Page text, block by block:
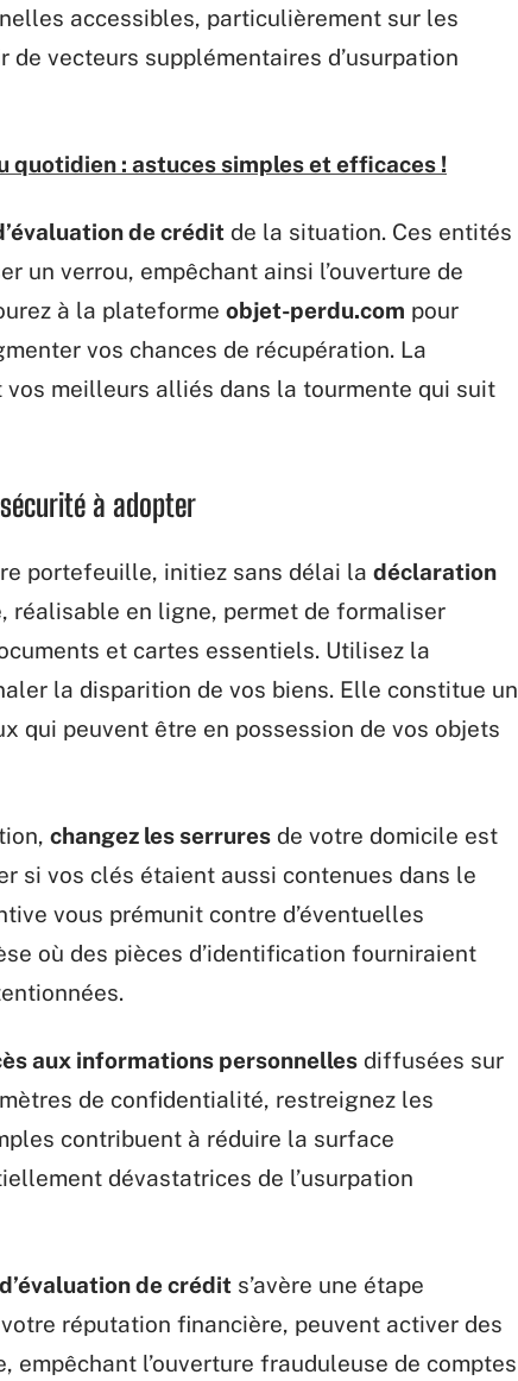
accessibles, particulièrement sur les
de vecteurs supplémentaires d’usurpation
quotidien : astuces simples et efficaces !
de crédit de la situation. Ces entités
un verrou, empêchant ainsi l’ouverture de
à la plateforme objet-perdu.com pour
vos chances de récupération. La
meilleurs alliés dans la tourmente qui suit
à adopter
portefeuille, initiez sans délai la déclaration
réalisable en ligne, permet de formaliser
et cartes essentiels. Utilisez la
la disparition de vos biens. Elle constitue un
qui peuvent être en possession de vos objets
changez les serrures de votre domicile est
si vos clés étaient aussi contenues dans le
vous prémunit contre d’éventuelles
où des pièces d’identification fourniraient
aux informations personnelles diffusées sur
de confidentialité, restreignez les
contribuent à réduire la surface
dévastatrices de l’usurpation
de crédit s’avère une étape
réputation financière, peuvent activer des
empêchant l’ouverture frauduleuse de comptes